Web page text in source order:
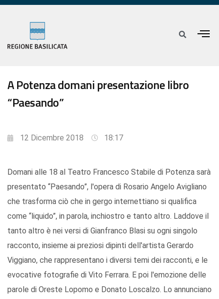
A Potenza domani presentazione libro
“Paesando”
12 Dicembre 2018 18:17
Domani alle 18 al Teatro Francesco Stabile di Potenza sarà
presentato “Paesando”, l'opera di Rosario Angelo Avigliano
che trasforma ciò che in gergo internettiano si qualifica
come “liquido”, in parola, inchiostro e tanto altro. Laddove il
tanto altro è nei versi di Gianfranco Blasi su ogni singolo
racconto, insieme ai preziosi dipinti dell'artista Gerardo
Viggiano, che rappresentano i diversi temi dei racconti, e le
evocative fotografie di Vito Ferrara. E poi l'emozione delle
parole di Oreste Lopomo e Donato Loscalzo. Lo annunciano